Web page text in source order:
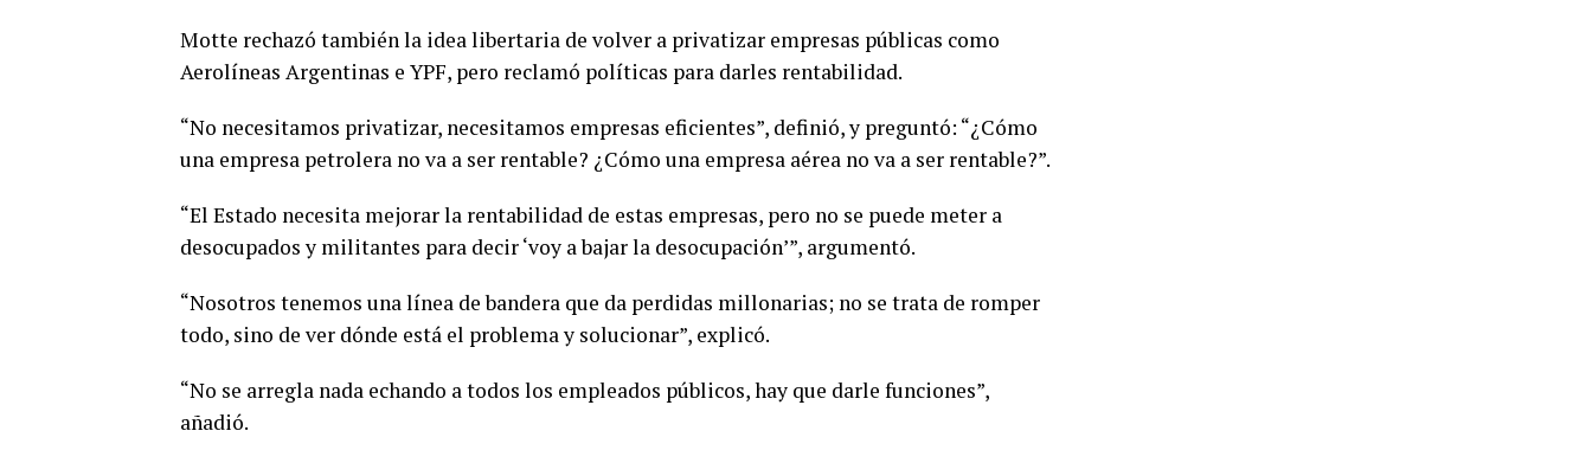
Motte rechazó también la idea libertaria de volver a privatizar empresas públicas como
Aerolíneas Argentinas e YPF, pero reclamó políticas para darles rentabilidad.
“No necesitamos privatizar, necesitamos empresas eficientes”, definió, y preguntó: “¿Cómo
una empresa petrolera no va a ser rentable? ¿Cómo una empresa aérea no va a ser rentable?”.
“El Estado necesita mejorar la rentabilidad de estas empresas, pero no se puede meter a
desocupados y militantes para decir ‘voy a bajar la desocupación’”, argumentó.
“Nosotros tenemos una línea de bandera que da perdidas millonarias; no se trata de romper
todo, sino de ver dónde está el problema y solucionar”, explicó.
“No se arregla nada echando a todos los empleados públicos, hay que darle funciones”,
añadió.